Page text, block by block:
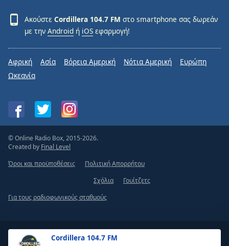
Cordillera 104.7 FM
Ακούστε Cordillera 104.7 FM στο smartphone σας δωρεάν
με την Android ή iOS εφαρμογή!
Αφρική Ασία Βόρεια Αμερική Νότια Αμερική
Ευρώπη
Ωκεανία
© Online Radio Box, 2015-2026.
Created by Final Level
Όροι και προϋποθέσεις
Πολιτική Απορρήτου
Σχόλια
Γουίτζετς
Για τους ραδιοφωνικούς σταθμούς